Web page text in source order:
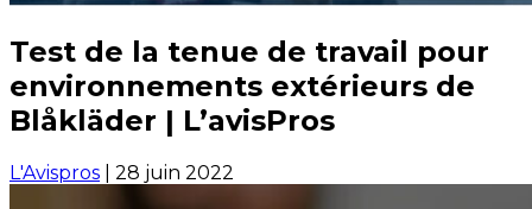
Test de la tenue de travail pour
environnements extérieurs de
Blåkläder | L’avisPros
L'Avispros 28 juin 2022